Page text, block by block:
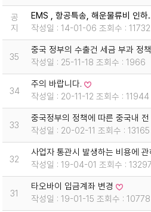
공
지
EMS , 항공특송, 해운물류비 인하
작성일 : 14-01-06 조회수 : 11732
35
중국 정부의 수출건 세금 부과 정
작성일 : 25-11-18 조회수 : 1966
34
주의 바랍니다.
작성일 : 20-11-12 조회수 : 11944
33
중국정부의 정책에 따른 중국내
작성일 : 20-02-11 조회수 : 13165
32
사업자 통관시 발생하는 비용에 관
작성일 : 19-04-01 조회수 : 13297
31
타오바이 입금계좌 변경
작성일 : 19-01-15 조회수 : 10778